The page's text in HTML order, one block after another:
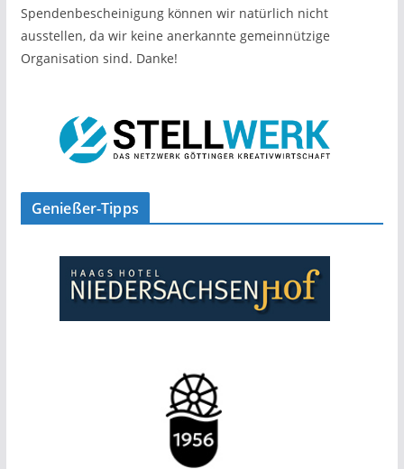
Spendenbescheinigung können wir natürlich nicht
ausstellen, da wir keine anerkannte gemeinnützige
Organisation sind. Danke!
Genießer-Tipps